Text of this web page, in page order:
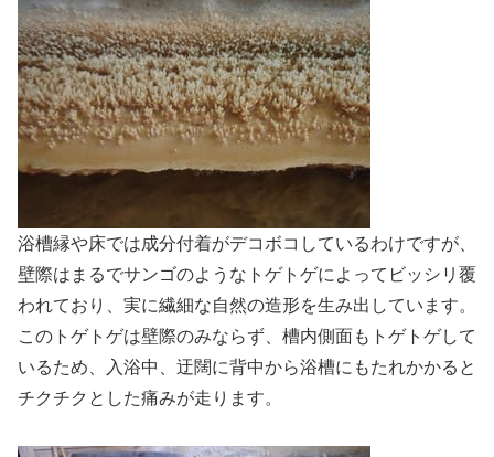
浴槽縁や床では成分付着がデコボコしているわけですが、
壁際はまるでサンゴのようなトゲトゲによってビッシリ覆
われており、実に繊細な自然の造形を生み出しています。
このトゲトゲは壁際のみならず、槽内側面もトゲトゲして
いるため、入浴中、迂闊に背中から浴槽にもたれかかると
チクチクとした痛みが走ります。